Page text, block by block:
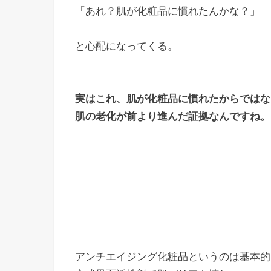
「あれ？肌が化粧品に慣れたんかな？」
と心配になってくる。
実はこれ、肌が化粧品に慣れたからでは
肌の老化が前より進んだ証拠なんですね。
アンチエイジング化粧品というのは基本